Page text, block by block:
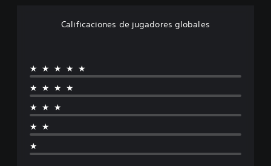
Calificaciones de jugadores globales
★★★★★
★★★★
★★★
★★
★